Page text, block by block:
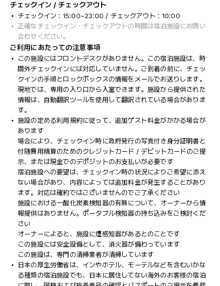
チェックイン / チェックアウト
チェックイン : 15:00~23:00 / チェックアウト : 10:00
正確なチェックイン・チェックアウトの時間は宿泊施設にお問い
合わせください。
ご利用にあたっての注意事項
この施設にはフロントデスクがありません。この宿泊施設は、時
間外チェックインには対応していません。ご到着の前に、チェッ
クインの手順とロックボックスの情報をメールでお送りします。
現地では、専用の入り口から入室できます。施設から提供された
情報は、自動翻訳ツールを使用して翻訳されている場合がありま
す。
施設の定める利用規約に従って、追加ゲスト料金がかかる場合が
あります
場合により、チェックイン時に政府発行の写真付き身分証明書と
付随費用精算のためのクレジットカード / デビットカードのご提
示、または現金でのデポジットのお支払いが必要です
宿泊施設への要望は、チェックイン時の状況によりご希望に添え
ない場合があり、内容によっては追加料金が発生することがあり
ます。対応は確約ではございませんのでご了承ください
施設における一酸化炭素検知器の有無について、オーナーから情
報提供はありません。ポータブル検知器の持ち込みをご検討くだ
さい
オーナーによると、施設に煙感知器があるとのことです
この施設には安全設備として、消火器が備わっています
この施設は、専門の清掃業者が清掃しています
日本の厚生労働省は、インやホテル、モーテルなどを含むいかな
る種類の宿泊施設でも、日本に​居住してない海外のお客様の宿泊